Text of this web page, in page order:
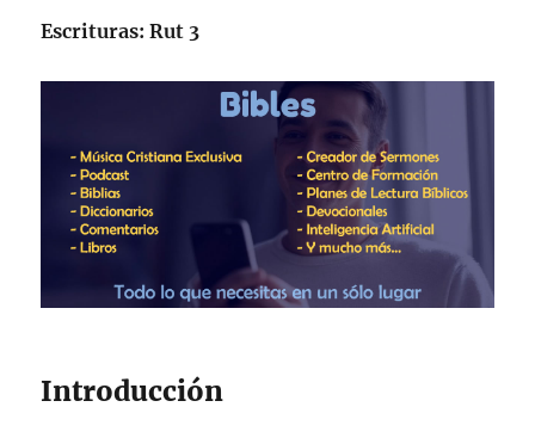
Escrituras: Rut 3
Introducción